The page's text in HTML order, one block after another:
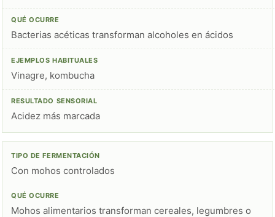
Bacterias acéticas transforman alcoholes en ácidos
Vinagre, kombucha
Acidez más marcada
Con mohos controlados
Mohos alimentarios transforman cereales, legumbres o